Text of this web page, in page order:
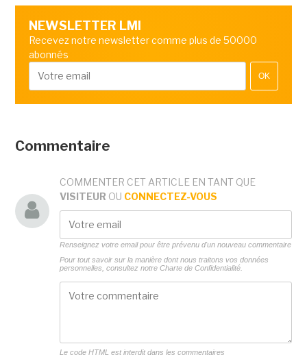
NEWSLETTER LMI
Recevez notre newsletter comme plus de 50000
abonnés
OK
Commentaire
COMMENTER CET ARTICLE EN TANT QUE
VISITEUR OU CONNECTEZ-VOUS
Renseignez votre email pour être prévenu d'un nouveau commentaire
Pour tout savoir sur la manière dont nous traitons vos données
personnelles, consultez notre Charte de Confidentialité.
Le code HTML est interdit dans les commentaires